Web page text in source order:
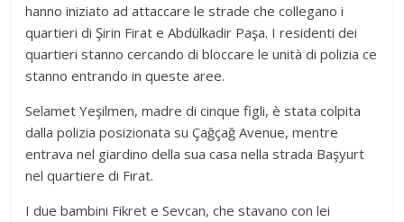
hanno iniziato ad attaccare le strade che collegano i
quartieri di Şirin Firat e Abdülkadir Paşa. I residenti dei
quartieri stanno cercando di bloccare le unità di polizia ce
stanno entrando in queste aree.
Selamet Yeşilmen, madre di cinque figli, è stata colpita
dalla polizia posizionata su Çağçağ Avenue, mentre
entrava nel giardino della sua casa nella strada Başyurt
nel quartiere di Fırat.
I due bambini Fikret e Sevcan, che stavano con lei